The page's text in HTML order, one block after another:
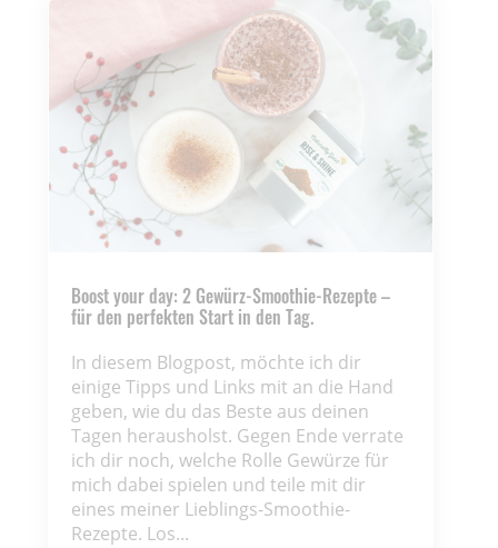
Boost your day: 2 Gewürz-Smoothie-Rezepte –
für den perfekten Start in den Tag.
In diesem Blogpost, möchte ich dir
einige Tipps und Links mit an die Hand
geben, wie du das Beste aus deinen
Tagen herausholst. Gegen Ende verrate
ich dir noch, welche Rolle Gewürze für
mich dabei spielen und teile mit dir
eines meiner Lieblings-Smoothie-
Rezepte. Los...